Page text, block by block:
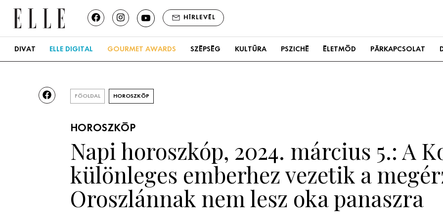
HÍRLEVÉL
DIVAT ELLE DIGITAL GOURMET AWARDS SZÉPSÉG KULTÚRA PSZICHÉ ÉLETMÓD PÁRKAPCSOLAT
FŐOLDAL HOROSZKÓP
HOROSZKÓP
Napi horoszkóp, 2024. március 5.: A
különleges emberhez vezetik a
Oroszlánnak nem lesz oka panaszra